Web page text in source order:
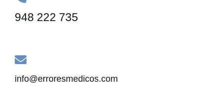
948 222 735
info@erroresmedicos.com